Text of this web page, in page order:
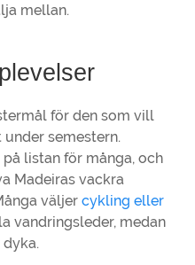
mellan.
för den som vill
semestern.
listan för många, och
Madeiras vackra
väljer cykling eller
vandringsleder, medan